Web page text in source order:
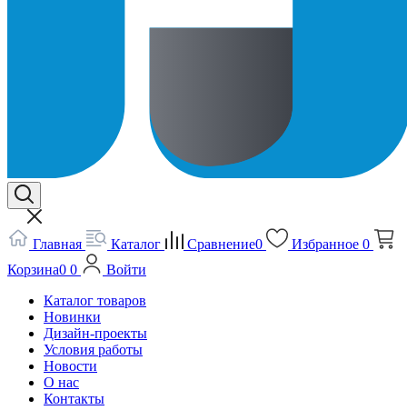
Главная Каталог Сравнение0 Избранное 0
Корзина0 0
Войти
Каталог товаров
Новинки
Дизайн-проекты
Условия работы
Новости
О нас
Контакты